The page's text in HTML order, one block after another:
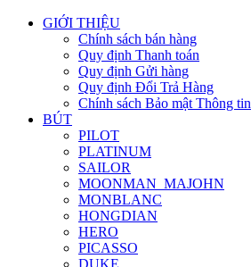
GIỚI THIỆU
Chính sách bán hàng
Quy định Thanh toán
Quy định Gửi hàng
Quy định Đổi Trả Hàng
Chính sách Bảo mật Thông tin
BÚT
PILOT
PLATINUM
SAILOR
MOONMAN_MAJOHN
MONBLANC
HONGDIAN
HERO
PICASSO
DUKE